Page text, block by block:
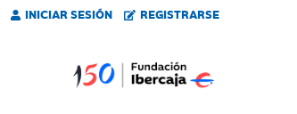
INICIAR SESIÓN REGISTRARSE